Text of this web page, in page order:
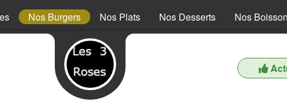
Nos Burgers Nos Plats Nos Desserts Nos